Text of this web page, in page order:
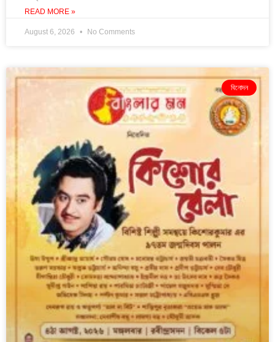
READ MORE »
August 6, 2026 No Comments
বিনোদন